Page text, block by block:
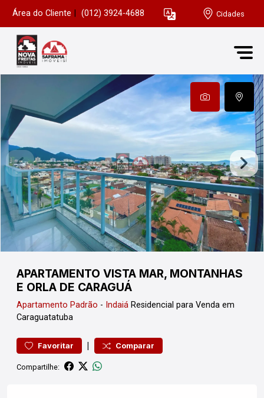
Área do Cliente (012) 3924-4688 Cidades
APARTAMENTO VISTA MAR, MONTANHAS
E ORLA DE CARAGUÁ
Apartamento Padrão - Indaiá Residencial para Venda em
Caraguatatuba
Favoritar | Comparar
Compartilhe: